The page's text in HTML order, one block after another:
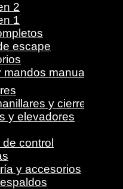
2
1
escape
manuales
y cierres
y elevadores
control
y accesorios